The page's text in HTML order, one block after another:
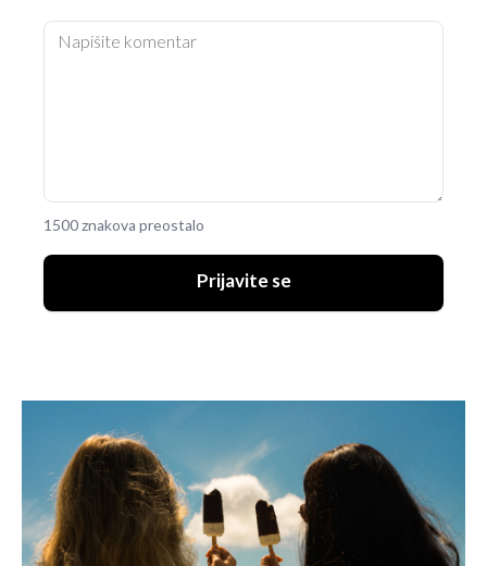
1500 znakova preostalo
Prijavite se